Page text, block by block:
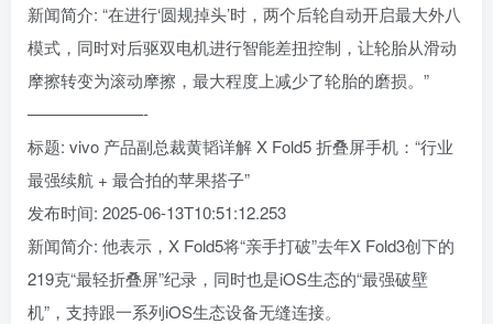
新闻简介: “在进行‘圆规掉头’时，两个后轮自动开启最大外八
模式，同时对后驱双电机进行智能差扭控制，让轮胎从滑动
摩擦转变为滚动摩擦，最大程度上减少了轮胎的磨损。”
———————-
标题: vivo 产品副总裁黄韬详解 X Fold5 折叠屏手机：“行业
最强续航 + 最合拍的苹果搭子”
发布时间: 2025-06-13T10:51:12.253
新闻简介: 他表示，X Fold5将“亲手打破”去年X Fold3创下的
219克“最轻折叠屏”纪录，同时也是iOS生态的“最强破壁
机”，支持跟一系列iOS生态设备无缝连接。